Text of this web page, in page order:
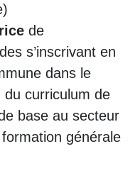
de
s’inscrivant en
dans le
curriculum de
base au secteur
générale